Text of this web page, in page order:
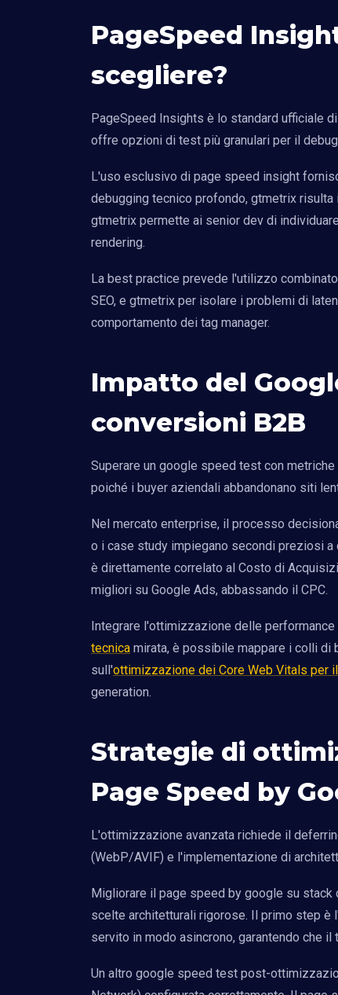
PageSpeed
scegliere?
PageSpeed Insights è lo standard ufficiale
offre opzioni di test più granulari per il
L'uso esclusivo di page speed insight
debugging tecnico profondo, gtmetrix
gtmetrix permette ai senior dev di
rendering.
La best practice prevede l'utilizzo
SEO, e gtmetrix per isolare i problemi di
comportamento dei tag manager.
Impatto del
conversioni B2B
Superare un google speed test con
poiché i buyer aziendali abbandonano siti
Nel mercato enterprise, il processo
o i case study impiegano secondi preziosi
è direttamente correlato al Costo di
migliori su Google Ads, abbassando il CPC.
Integrare l'ottimizzazione delle
tecnica mirata, è possibile mappare i colli di
sull'ottimizzazione dei Core Web Vitals per
generation.
Strategie di
Page Speed by
L'ottimizzazione avanzata richiede il
(WebP/AVIF) e l'implementazione di
Migliorare il page speed by google su
scelte architetturali rigorose. Il primo step è
servito in modo asincrono, garantendo che
Un altro google speed test post-